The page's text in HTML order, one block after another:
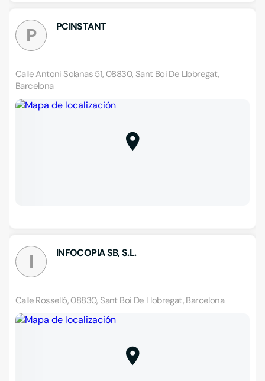
P PCINSTANT
Calle Antoni Solanas 51, 08830, Sant Boi De Llobregat,
Barcelona
I INFOCOPIA SB, S.L.
Calle Rosselló, 08830, Sant Boi De Llobregat, Barcelona